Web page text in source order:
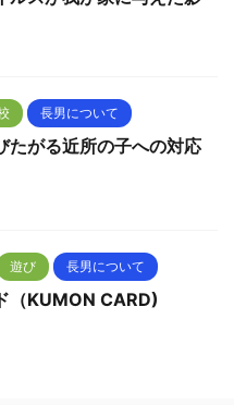
長男について
たがる近所の子への対応
遊び 長男について
（KUMON CARD)